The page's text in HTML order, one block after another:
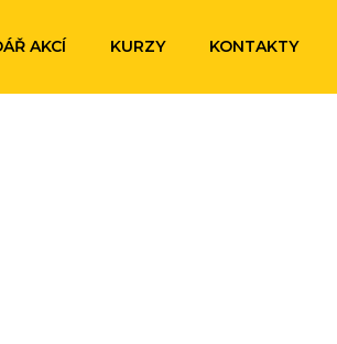
AKCÍ KURZY KONTAKTY